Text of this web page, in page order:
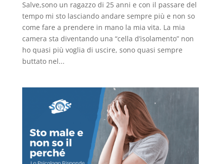
Salve,sono un ragazzo di 25 anni e con il passare del
tempo mi sto lasciando andare sempre più e non so
come fare a prendere in mano la mia vita. La mia
camera sta diventando una “cella d’isolamento” non
ho quasi più voglia di uscire, sono quasi sempre
buttato nel...